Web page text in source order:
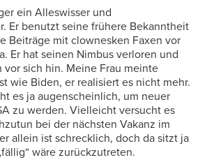
ein Alleswisser und
Er benutzt seine frühere Bekanntheit
Beiträge mit clownesken Faxen vor
Er hat seinen Nimbus verloren und
vor sich hin. Meine Frau meinte
wie Biden, er realisiert es nicht mehr.
es ja augenscheinlich, um neuer
zu werden. Vielleicht versucht es
bei der nächsten Vakanz im
allein ist schrecklich, doch da sitzt ja
wäre zurückzutreten.